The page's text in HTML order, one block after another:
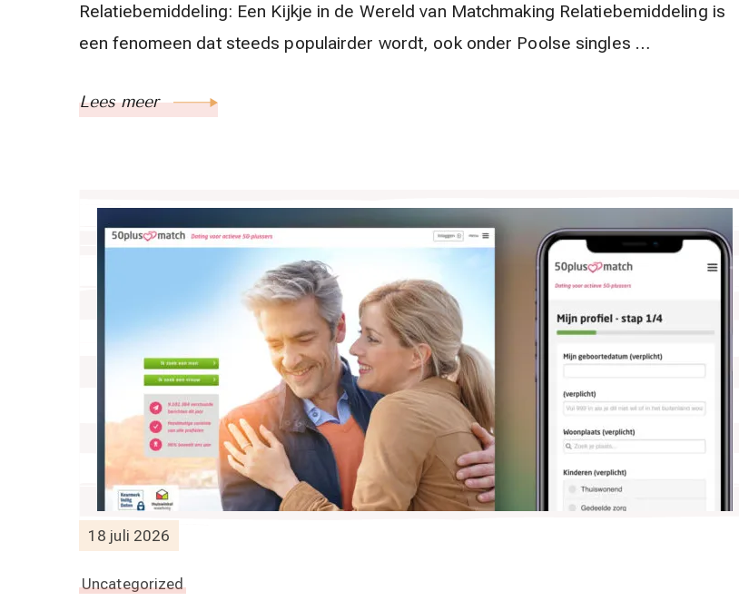
Relatiebemiddeling: Een Kijkje in de Wereld van Matchmaking Relatiebemiddeling is
een fenomeen dat steeds populairder wordt, ook onder Poolse singles …
Lees meer
18 juli 2026
Uncategorized